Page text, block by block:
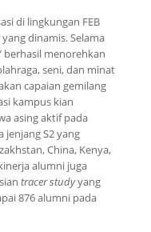
di lingkungan FEB
dinamis. Selama
berhasil menorehkan
seni, dan minat
capaian gemilang
kampus kian
asing aktif pada
jenjang S2 yang
China, Kenya,
alumni juga
tracer studyyang
876 alumni pada